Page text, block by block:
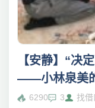
【安静】“决
——小林泉美
6290 3 找借